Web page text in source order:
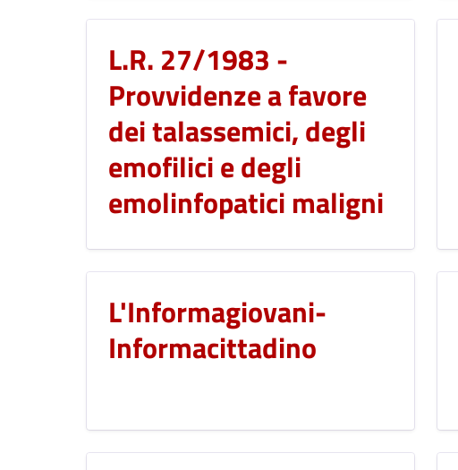
L.R. 27/1983 -
Provvidenze a favore
dei talassemici, degli
emofilici e degli
emolinfopatici maligni
L'Informagiovani-
Informacittadino